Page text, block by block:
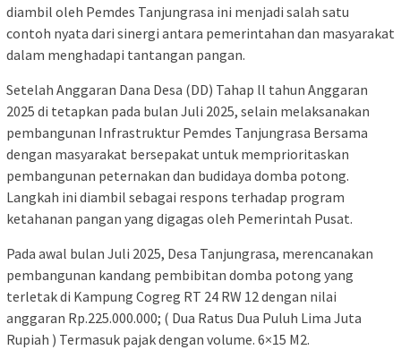
diambil oleh Pemdes Tanjungrasa ini menjadi salah satu
contoh nyata dari sinergi antara pemerintahan dan masyarakat
dalam menghadapi tantangan pangan.
Setelah Anggaran Dana Desa (DD) Tahap ll tahun Anggaran
2025 di tetapkan pada bulan Juli 2025, selain melaksanakan
pembangunan Infrastruktur Pemdes Tanjungrasa Bersama
dengan masyarakat bersepakat untuk memprioritaskan
pembangunan peternakan dan budidaya domba potong.
Langkah ini diambil sebagai respons terhadap program
ketahanan pangan yang digagas oleh Pemerintah Pusat.
Pada awal bulan Juli 2025, Desa Tanjungrasa, merencanakan
pembangunan kandang pembibitan domba potong yang
terletak di Kampung Cogreg RT 24 RW 12 dengan nilai
anggaran Rp.225.000.000; ( Dua Ratus Dua Puluh Lima Juta
Rupiah ) Termasuk pajak dengan volume. 6×15 M2.